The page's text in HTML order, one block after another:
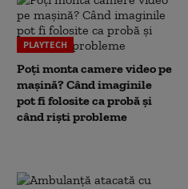
PLAYTECH
Poți monta camere video pe
mașină? Când imaginile
pot fi folosite ca probă și
când riști probleme